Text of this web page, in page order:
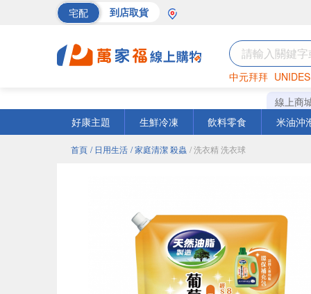
宅配 到店取貨
中元拜拜
巧克力 罐頭
線上商
好康主題
生鮮冷凍 飲料零食 米油沖
首頁 / 日用生活 / 家庭清潔 殺蟲 / 洗衣精 洗衣球